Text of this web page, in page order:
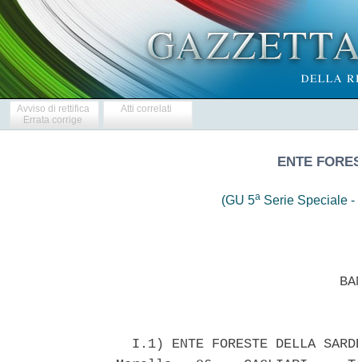
Avviso di rettifica
Errata corrige
Atti correlati
ENTE
(GU 5a Serie Speciale
I.1) ENTE FORESTE DELLA